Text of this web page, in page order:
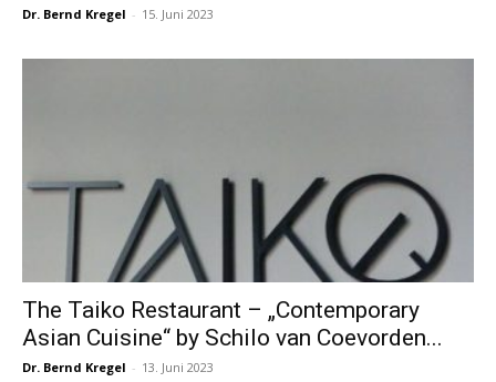
Dr. Bernd Kregel - 15. Juni 2023
The Taiko Restaurant – „Contemporary
Asian Cuisine“ by Schilo van Coevorden...
Dr. Bernd Kregel - 13. Juni 2023